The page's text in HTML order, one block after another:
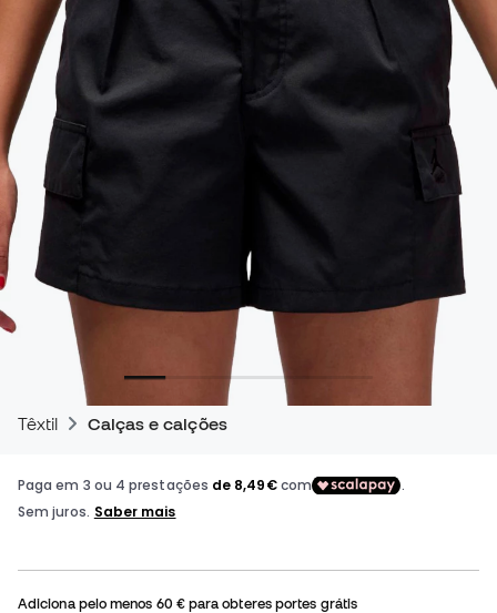
Têxtil Calças e calções
Adiciona pelo menos 60 €para obteres portes grátis